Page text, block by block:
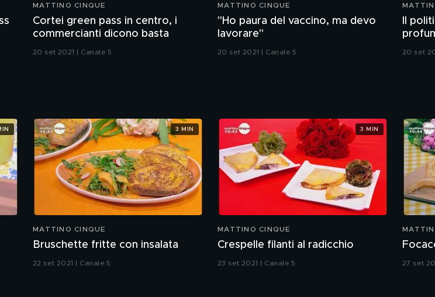
MATTINO CINQUE
Cortei green pass in centro, i
commercianti dicono basta
20 set 2021 | Canale 5
MATTINO CINQUE
"Ho paura del vaccino, ma devo
lavorare"
20 set 2021 | Canale 5
Il
20 set
MATTINO CINQUE
Bruschette fritte con insalata
22 set 2021 | Canale 5
3 MIN
MATTINO CINQUE
Crespelle filanti al radicchio
23 set 2021 | Canale 5
3 MIN
27 set